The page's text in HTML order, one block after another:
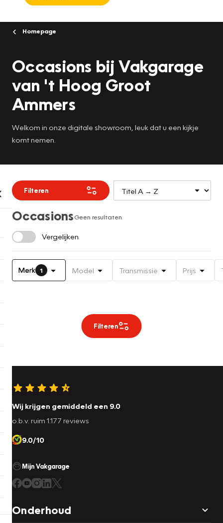
Homepage
Occasions bij Vakgarage
van 't Hoog Groot
Ammers
Welkom in onze digitale showroom, leuk dat u een kijkje
komt nemen.
Filteren
OccasionsGeen resultaten
Vergelijken
Merk 1 Model Transmissie Prijs
Filteren
Wij krijgen gemiddeld een 9.0
o.b.v. ruim 1.177 reviews
9.0/10
Mijn Vakgarage
Onderhoud